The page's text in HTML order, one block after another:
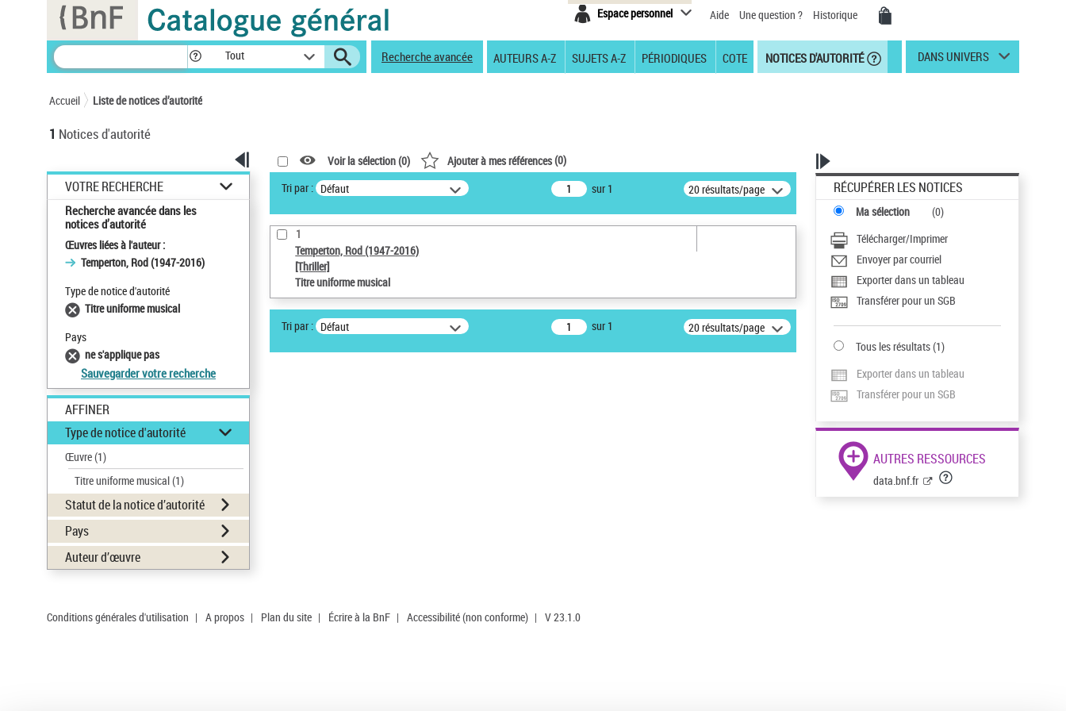
Espace personnel Aide Une question ? Historique
Tout Recherche avancée AUTEURS A-Z SUJETS A-Z PÉRIODIQUES COTE NOTICES D'AUTORITÉ DANS UNIVERS
Accueil Liste de notices d’autorité
1 Notices d'autorité
VOTRE RECHERCHE
Recherche avancée dans les
notices d’autorité
Œuvres liées à l'auteur :
Temperton, Rod (1947-2016)
Type de notice d'autorité
Titre uniforme musical
Pays
ne s'applique pas
Sauvegarder votre recherche
AFFINER
Type de notice d'autorité
Œuvre(1)
Titre uniforme musical(1)
Statut de la notice d’autorité
Pays
Auteur d’œuvre
Voir la sélection (0) Ajouter à mes références(0)
Tri par : Défaut sur 1 20 résultats/page
1
Temperton, Rod (1947-2016)
[Thriller]
Titre uniforme musical
Tri par : Défaut sur 1 20 résultats/page
RÉCUPÉRER LES NOTICES
Ma sélection (0)
Télécharger/Imprimer
Envoyer par courriel
Exporter dans un tableau
Transférer pour un SGB
Tous les résultats(1)
Exporter dans un tableau
Transférer pour un SGB
AUTRES RESSOURCES
data.bnf.fr
Conditions générales d'utilisation | A propos | Plan du site | Écrire à la BnF | Accessibilité (non conforme) | V 23.1.0
Panneau de gestion des cookies